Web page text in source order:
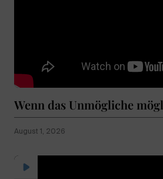
Wenn das Unmögliche
August 1, 2026